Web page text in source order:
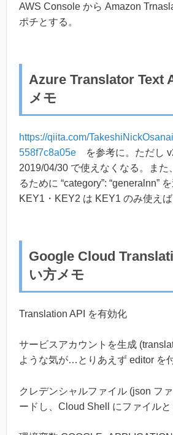
AWS Console から Amazon
ポチとする。
Azure Translator Text
メモ
https://qiita.com/
558f7c8a05e を参考に。ただし
2019/04/30 で使えなくなる。また
るために “category”: “generalnn”
KEY1・KEY2 は KEY1 のみ使えば
Google Cloud
い方メモ
Translation API を有効化
サービスアカウントを生成
ような気が…とりあえず editor を
クレデンシャルファイル (json フ
ードし、Cloud Shell にファイルと